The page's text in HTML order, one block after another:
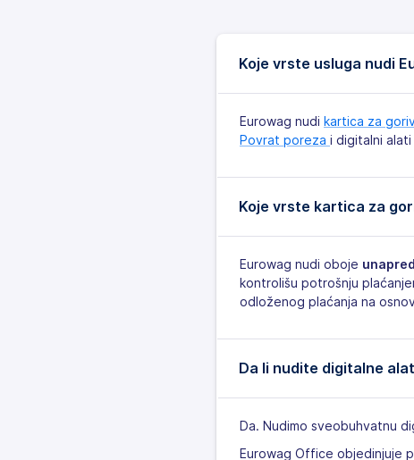
Koje vrste usluga nudi
Eurowag nudi kartica za
Povrat poreza i digitalni alati
Koje vrste kartica za
Eurowag nudi oboje
kontrolišu potrošnju
odloženog plaćanja na
Da li nudite digitalne
Da. Nudimo sveobuhvatnu
Eurowag Office objedinjuje